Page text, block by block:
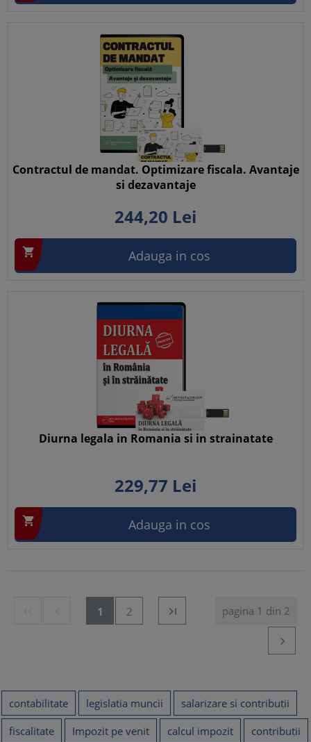
Contractul de mandat. Optimizare fiscala. Avantaje
si dezavantaje
244,20 Lei
 Adauga in cos
Diurna legala in Romania si in strainatate
229,77 Lei
 Adauga in cos
1 2 pagina 1 din 2


contabilitate legislatia muncii
salarizare si contributii
fiscalitate
Impozit pe venit calcul impozit
contributii